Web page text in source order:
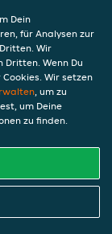
Guthaben
Verarbeitung
Daten haben.
in Bezug auf
Daten haben,
auch über
Erklärung
sehr ernst
um
Dein
für Analysen zur
Wir
Dritten. Wenn Du
Wir setzen
, um zu
um Deine
zu finden.